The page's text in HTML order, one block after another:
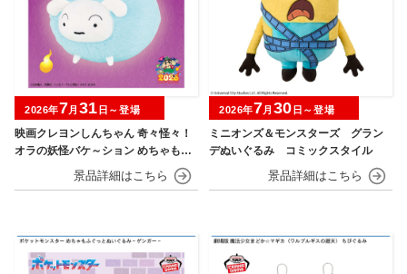
映画クレヨンしんちゃん 奇々怪々！
オラの妖怪バケ～ション めちゃもふ
ぐっとぬいぐるみ シロ
2026年7月 31 日～登場
ミニオンズ＆モンスターズ グラン
デぬいぐるみ コミックスタイル
2026年7月 30 日～登場